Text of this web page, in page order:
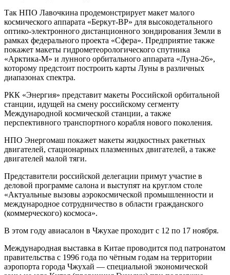
Так НПО Лавочкина продемонстрирует макет малого
космического аппарата «Беркут-ВР» для высокодетального
оптико-электронного дистанционного зондирования Земли в
рамках федерального проекта «Сфера». Предприятие также
покажет макеты гидрометеорологического спутника
«Арктика-М» и лунного орбитального аппарата «Луна-26»,
которому предстоит построить карты Луны в различных
диапазонах спектра.
РКК «Энергия» представит макеты Российской орбитальной
станции, идущей на смену российскому сегменту
Международной космической станции, а также
перспективного транспортного корабля нового поколения.
НПО Энергомаш покажет макеты жидкостных ракетных
двигателей, стационарных плазменных двигателей, а также
двигателей малой тяги.
Представители российской делегации примут участие в
деловой программе салона и выступят на круглом столе
«Актуальные вызовы аэрокосмической промышленности и
международное сотрудничество в области гражданского
(коммерческого) космоса».
В этом году авиасалон в Чжухае проходит с 12 по 17 ноября.
Международная выставка в Китае проводится под патронатом
правительства с 1996 года по чётным годам на территории
аэропорта города Чжухай — специальной экономической